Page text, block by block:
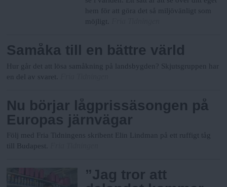
hem för att göra det så miljövänligt som
möjligt.
Samåka till en bättre värld
Hur går det att lösa samåkning på landsbygden? Skjutsgruppen har
en del av svaret.
Nu börjar lågprissäsongen på
Europas järnvägar
Följ med Fria Tidningens skribent Elin Lindman på ett ruffigt tåg
till Budapest.
”Jag tror att